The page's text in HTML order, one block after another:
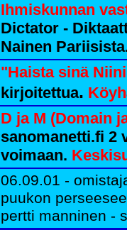
Ihmiskunnan
Dictator -
Nainen
"Haista sinä
kirjoitettua.
D ja M (Domain
sanomanetti.fi 2
voimaan.
06.09.01 -
puukon
pertti manninen -